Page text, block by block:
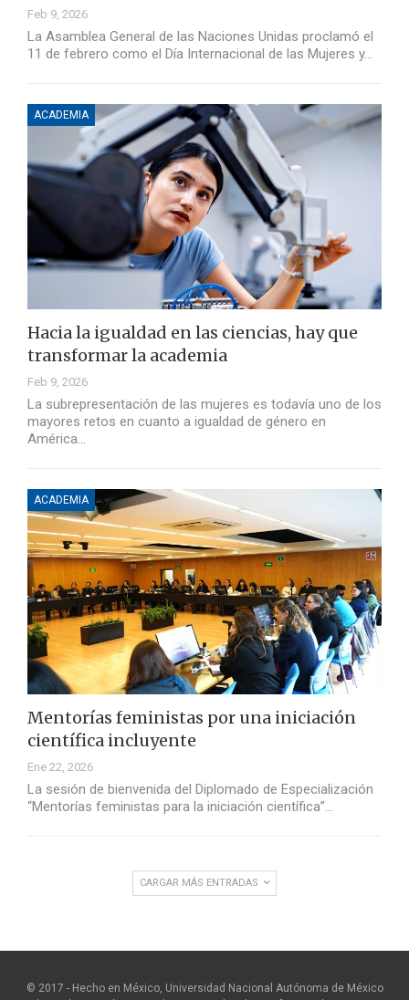
Feb 9, 2026
La Asamblea General de las Naciones Unidas proclamó el
11 de febrero como el Día Internacional de las Mujeres y…
ACADEMIA
Hacia la igualdad en las ciencias, hay que
transformar la academia
Feb 9, 2026
La subrepresentación de las mujeres es todavía uno de los
mayores retos en cuanto a igualdad de género en
América…
ACADEMIA
Mentorías feministas por una iniciación
científica incluyente
Ene 22, 2026
La sesión de bienvenida del Diplomado de Especialización
“Mentorías feministas para la iniciación científica”…
CARGAR MÁS ENTRADAS
© 2017 - Hecho en México, Universidad Nacional Autónoma de México